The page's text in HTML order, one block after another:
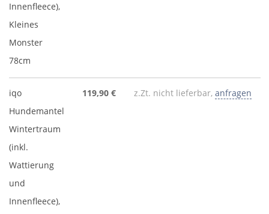
Innenfleece),
Kleines
Monster
78cm
iqo
Hundemantel
Wintertraum
(inkl.
Wattierung
und
Innenfleece),
119,90 € z.Zt. nicht lieferbar, anfragen